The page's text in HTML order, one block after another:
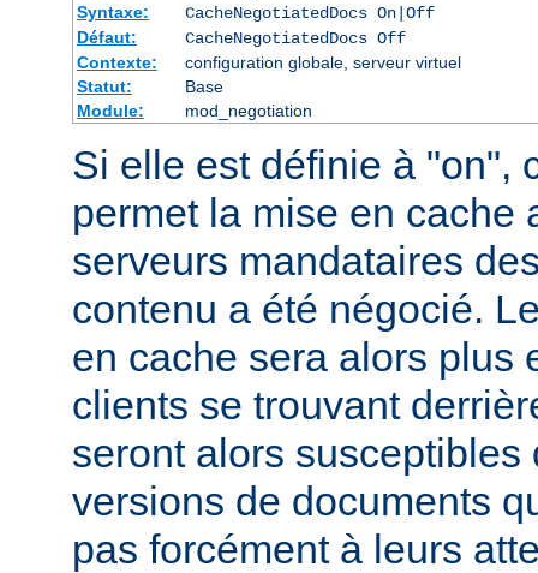
Syntaxe:
CacheNegotiatedDocs On|Off
Défaut:
CacheNegotiatedDocs Off
Contexte:
configuration globale, serveur virtuel
Statut:
Base
Module:
mod_negotiation
Si elle est définie à "on",
permet la mise en cache
serveurs mandataires
contenu a été négocié.
en cache sera alors plus
clients se trouvant
seront alors
versions de documents
pas forcément à leurs